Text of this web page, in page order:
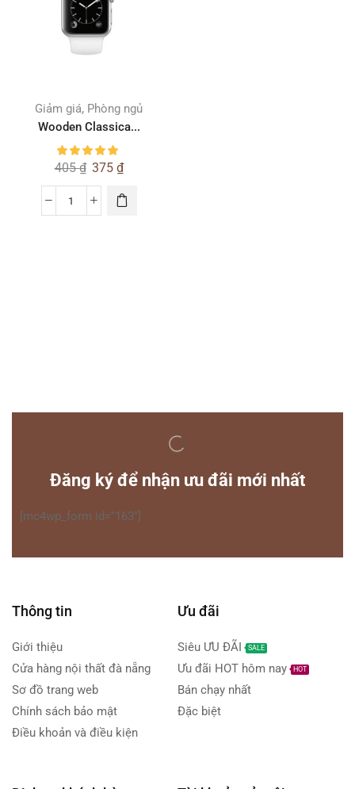
Giảm giá, Phòng ngủ
Wooden Classica...
405₫ 375 ₫
Đăng ký để nhận ưu đãi mới nhất
[mc4wp_form id="163"]
Thông tin
Giới thiệu
Cửa hàng nội thất đà nẵng
Sơ đồ trang web
Chính sách bảo mật
Điều khoản và điều kiện
Ưu đãi
Siêu ƯU ĐÃI SALE
Ưu đãi HOT hôm nay HOT
Bán chạy nhất
Đặc biệt